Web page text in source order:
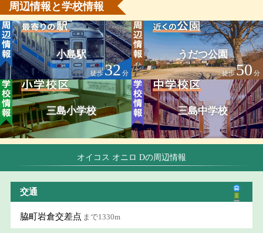
周辺情報と学校情報
小島駅
徒歩32 分
うだつ公園
徒歩50 分
三島小学校 三島中学校
オイコス オニロ Dの周辺情報
交通
脇町岩倉交差点 まで1330m